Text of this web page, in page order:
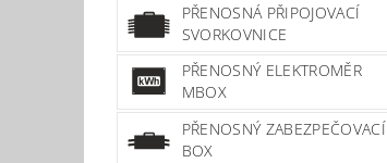
PŘENOSNÁ PŘIPOJOVACÍ
SVORKOVNICE
PŘENOSNÝ ELEKTROMĚR
MBOX
PŘENOSNÝ ZABEZPEČOVACÍ
BOX